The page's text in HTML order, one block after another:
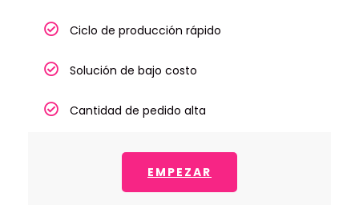
Ciclo de producción rápido
Solución de bajo costo
Cantidad de pedido alta
EMPEZAR